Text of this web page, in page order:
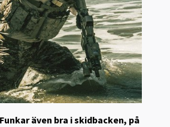
även bra i skidbacken, på